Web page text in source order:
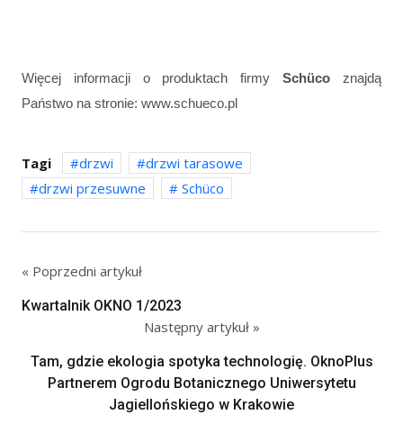
Więcej informacji o produktach firmySchücoznajdą
Państwo na stronie: www.schueco.pl
Tagi drzwi
drzwi tarasowe
drzwi przesuwne
Schüco
« Poprzedni artykuł
Kwartalnik OKNO 1/2023
Następny artykuł »
Tam, gdzie ekologia spotyka technologię. OknoPlus
Partnerem Ogrodu Botanicznego Uniwersytetu
Jagiellońskiego w Krakowie